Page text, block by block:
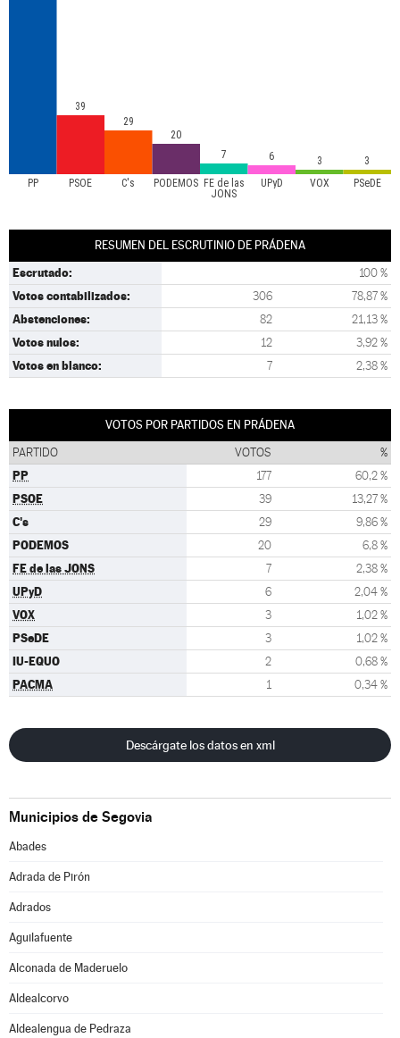
PP PSOE C's PODEMOS FE de las
JONS
UPyD VOX PSeDE
39
29
20
7
6 3 3
RESUMEN DEL ESCRUTINIO DE PRÁDENA
Escrutado: 100 %
Votos contabilizados: 306 78,87 %
Abstenciones: 82 21,13 %
Votos nulos: 12 3,92 %
Votos en blanco: 7 2,38 %
VOTOS POR PARTIDOS EN PRÁDENA
PARTIDO VOTOS %
PP 177 60,2 %
PSOE 39 13,27 %
C's 29 9,86 %
PODEMOS 20 6,8 %
FE de las JONS 7 2,38 %
UPyD 6 2,04 %
VOX 3 1,02 %
PSeDE 3 1,02 %
IU-EQUO 2 0,68 %
PACMA 1 0,34 %
Descárgate los datos en xml
Municipios de Segovia
Abades
Adrada de Pirón
Adrados
Aguilafuente
Alconada de Maderuelo
Aldealcorvo
Aldealengua de Pedraza